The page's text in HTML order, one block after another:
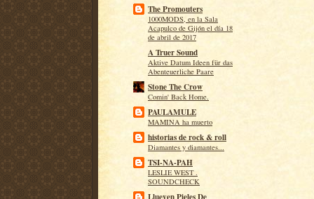
The Promouters
1000MODS, en la Sala
Acapulco de Gijón el día 18
de abril de 2017
A Truer Sound
Aktive Datum Ideen für das
Abenteuerliche Paare
Stone The Crow
Comin' Back Home.
PAULAMULE
MAMINA ha muerto
historias de rock & roll
Diamantes y diamantes...
TSI-NA-PAH
LESLIE WEST .
SOUNDCHECK